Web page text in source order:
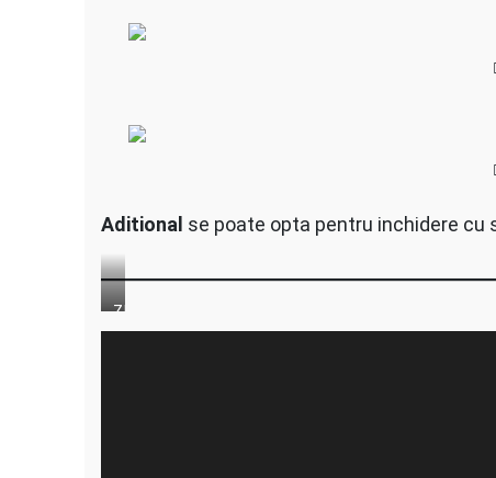
Aditional se poate opta pentru inchidere
ZIP
SYSTEM